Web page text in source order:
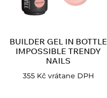
BUILDER GEL IN BOTTLE
IMPOSSIBLE TRENDY
NAILS
355 Kč vrátane DPH